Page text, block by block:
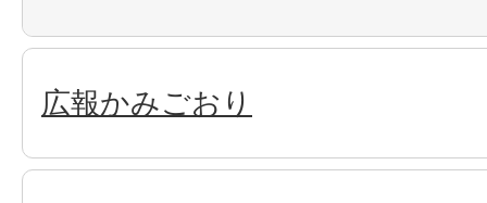
広報かみごおり